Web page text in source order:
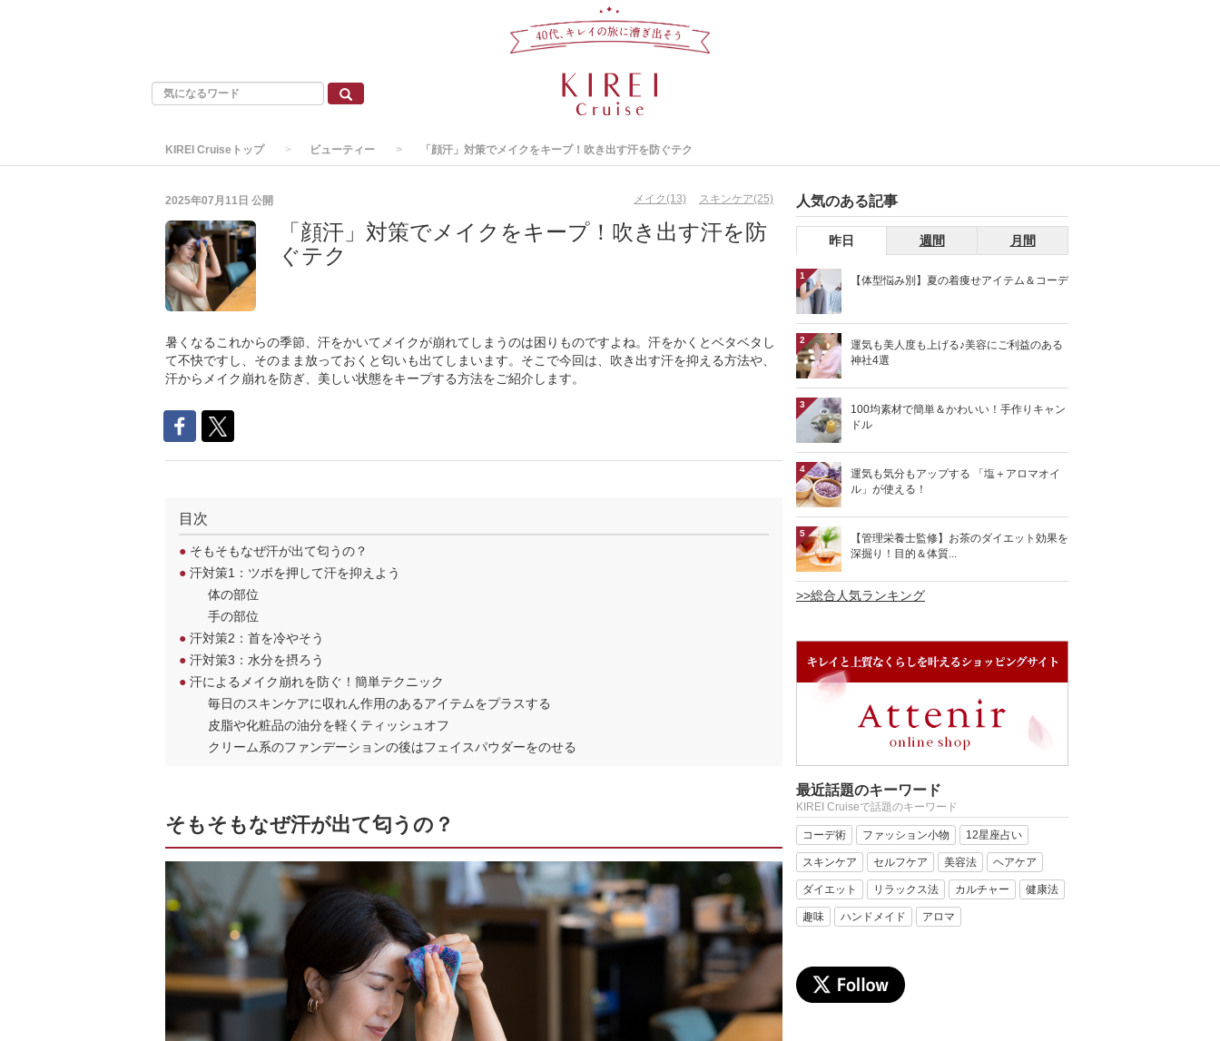
KIREI Cruiseトップ ビューティー 「顔汗」対策でメイクをキープ！吹き出す汗を防ぐテク
2025年07月11日 公開 メイク(13) スキンケア(25)
「顔汗」対策でメイクをキープ！吹き出す汗を防
ぐテク
暑くなるこれからの季節、汗をかいてメイクが崩れてしまうのは困りものですよね。汗をかくとベタベタし
て不快ですし、そのまま放っておくと匂いも出てしまいます。そこで今回は、吹き出す汗を抑える方法や、
汗からメイク崩れを防ぎ、美しい状態をキープする方法をご紹介します。
目次
● そもそもなぜ汗が出て匂うの？
● 汗対策1：ツボを押して汗を抑えよう
体の部位
手の部位
● 汗対策2：首を冷やそう
● 汗対策3：水分を摂ろう
● 汗によるメイク崩れを防ぐ！簡単テクニック
毎日のスキンケアに収れん作用のあるアイテムをプラスする
皮脂や化粧品の油分を軽くティッシュオフ
クリーム系のファンデーションの後はフェイスパウダーをのせる
そもそもなぜ汗が出て匂うの？
人気のある記事
昨日 週間 月間
1 【体型悩み別】夏の着痩せアイテム＆コーデ
2
運気も美人度も上げる♪美容にご利益のある
神社4選
3
100均素材で簡単＆かわいい！手作りキャン
ドル
4
運気も気分もアップする 「塩＋アロマオイ
ル」が使える！
5
【管理栄養士監修】お茶のダイエット効果を
深掘り！目的＆体質...
>>総合人気ランキング
最近話題のキーワード
KIREI Cruiseで話題のキーワード
コーデ術 ファッション小物 12星座占い
スキンケア セルフケア 美容法 ヘアケア
ダイエット リラックス法 カルチャー 健康法
趣味 ハンドメイド アロマ